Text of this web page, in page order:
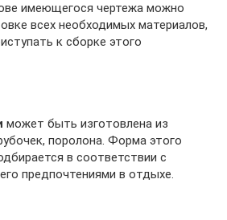
имеющегося чертежа можно
всех необходимых материалов,
к сборке этого
может быть изготовлена из
поролона. Форма этого
в соответствии с
предпочтениями в отдыхе.